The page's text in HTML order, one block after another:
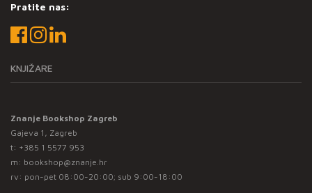
Pratite nas:
KNJIŽARE
Znanje Bookshop Zagreb
Gajeva 1, Zagreb
t: +385 1 5577 953
m: bookshop@znanje.hr
rv: pon-pet 08:00-20:00; sub 9:00-18:00